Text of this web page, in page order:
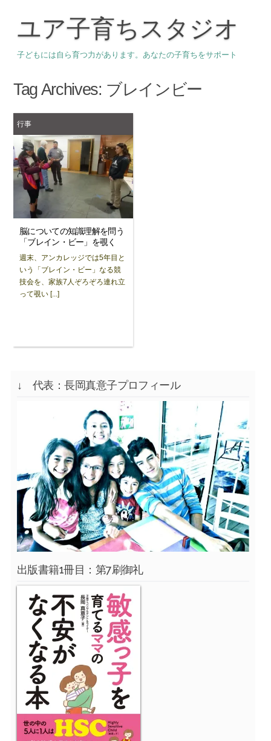
ユア子育ちスタジオ
子どもには自ら育つ力があります。あなたの子育ちをサポート
Tag Archives: ブレインビー
行事
脳についての知識理解を問う
「ブレイン・ビー」を覗く
週末、アンカレッジでは5年目と
いう「ブレイン・ビー」なる競
技会を、家族7人ぞろぞろ連れ立
って覗い [...]
↓ 代表：長岡真意子プロフィール
出版書籍1冊目：第7刷御礼